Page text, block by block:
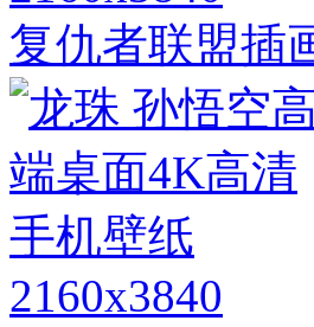
复仇者联盟插
2160x3840